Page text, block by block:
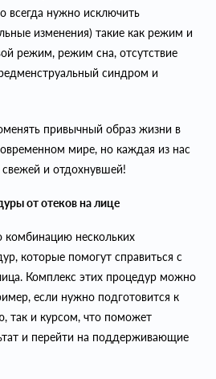
всегда нужно исключить
изменения) такие как режим и
режим, режим сна, отсутствие
синдром и
привычный образ жизни в
мире, но каждая из нас
свежей и отдохнувшей!
от отеков на лице
комбинацию нескольких
которые помогут справиться с
Комплекс этих процедур можно
если нужно подготовится к
так и курсом, что поможет
и перейти на поддерживающие